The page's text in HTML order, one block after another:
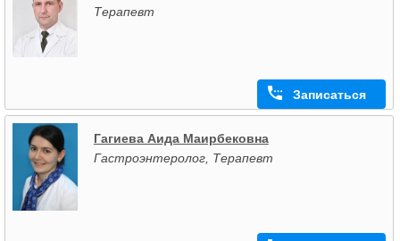
Терапевт
Записаться
Гагиева Аида Маирбековна
Гастроэнтеролог, Терапевт